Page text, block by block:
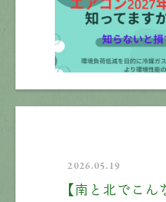
2026.05.19
【南と北でこん